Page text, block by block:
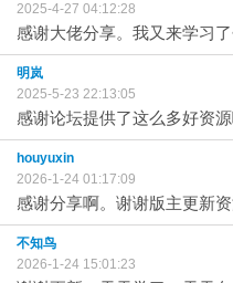
2025-4-27 04:12:28
感谢大佬分享。我又来学习
明岚
2025-5-23 22:13:05
感谢论坛提供了这么多好资
houyuxin
2026-1-24 01:17:09
感谢分享啊。谢谢版主更新资
不知鸟
2026-1-24 15:01:23